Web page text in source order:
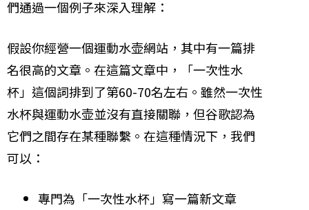
們通過一個例子來深入理解：
假設你經營一個運動水壶網站，其中有一篇排
名很高的文章。在這篇文章中，「一次性水
杯」這個詞排到了第60-70名左右。雖然一次性
水杯與運動水壶並沒有直接關聯，但谷歌認為
它們之間存在某種聯繫。在這種情況下，我們
可以：
專門為「一次性水杯」寫一篇新文章